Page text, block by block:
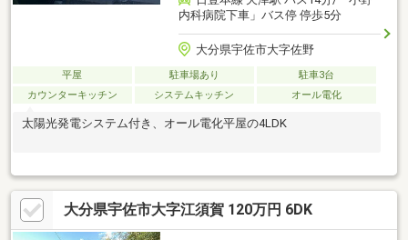
内科病院下車」バス停 停歩5分
大分県宇佐市大字佐野
平屋 駐車場あり
駐車3台
カウンターキッチン
システムキッチン オール電化
太陽光発電システム付き、オール電化平屋の4LDK
大分県宇佐市大字江須賀 120万円 6DK